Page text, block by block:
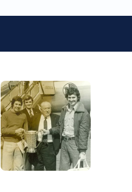
Photo: Real Madrid